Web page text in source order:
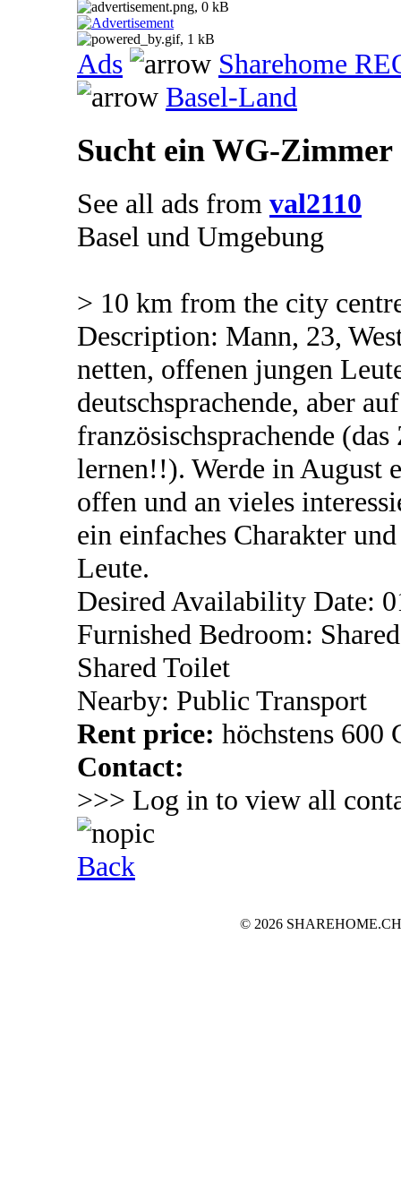
Ads
Sharehome
Basel-Land
Sucht ein WG-Zimmer
See all ads from val2110
Basel und Umgebung
> 10 km from the city
Description: Mann, 23,
netten, offenen jungen
deutschsprachende, aber
französischsprachende
lernen!!). Werde in August
offen und an vieles
ein einfaches Charakter
Leute.
Desired Availability Date:
Furnished Bedroom:
Shared Toilet
Nearby: Public Transport
Rent price: höchstens 600
Contact:
>>> Log in to view all
Back
© 2026